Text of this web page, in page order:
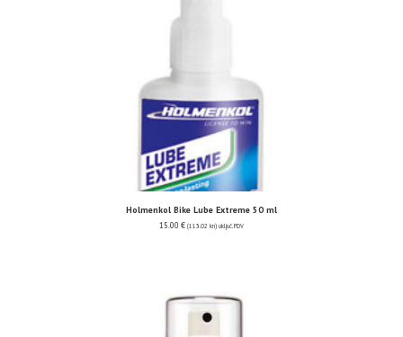
Holmenkol Bike Lube Extreme 50 ml
15.00 € (113.02 kn) uključ. PDV